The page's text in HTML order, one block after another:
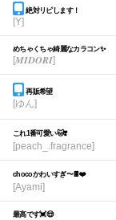
絶対リピします！
[Y]
めちゃくちゃ綺麗なカラコン✨
[𝑴𝑰𝑫𝑶𝑹𝑰]
再販希望
[ゆん]
これ1番可愛い🐱❣️
[peach_.fragrance]
chocoかわいすぎ〜🍫❤️
[Ayami]
最高です💓😍